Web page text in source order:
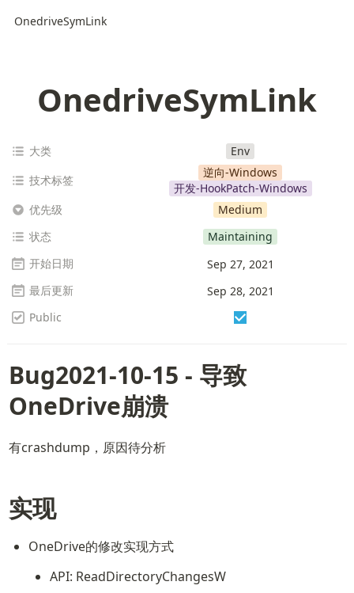
OnedriveSymLink
OnedriveSymLink
大类
Env
技术标签
逆向-Windows
开发-HookPatch-Windows
优先级
Medium
状态
Maintaining
开始日期
Sep 27, 2021
最后更新
Sep 28, 2021
Public
Bug2021-10-15 - 导致
OneDrive崩溃
有crashdump，原因待分析
实现
OneDrive的修改实现方式
API: ReadDirectoryChangesW